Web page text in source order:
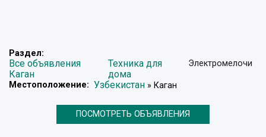
Раздел:
Все объявления
Каган
Техника для
дома
Электромелочи
Местоположение: Узбекистан » Каган
ПОСМОТРЕТЬ ОБЪЯВЛЕНИЯ